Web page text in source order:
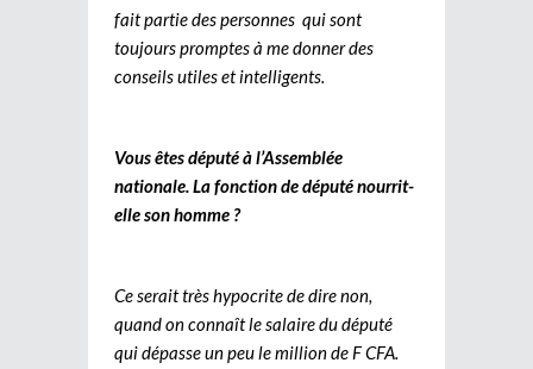
fait partie des personnes qui sont
toujours promptes à me donner des
conseils utiles et intelligents.
Vous êtes député à l’Assemblée
nationale. La fonction de député nourrit-
elle son homme ?
Ce serait très hypocrite de dire non,
quand on connaît le salaire du député
qui dépasse un peu le million de F CFA.